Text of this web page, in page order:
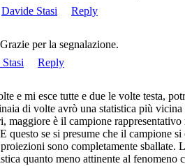
Davide Stasi Reply
per la segnalazione.
Reply
e mi esce tutte e due le volte testa,
di volte avrò una statistica più
maggiore è il campione
questo se si presume che il campione
sono completamente
quanto meno attinente al fenomeno